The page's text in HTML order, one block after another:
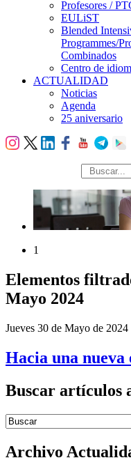
Profesores /
EULiST
Blended
Programmes/
Combinados
Centro de
ACTUALIDAD
Noticias
Agenda
25 aniversario
búsqueda
1
Elementos
Mayo 2024
Jueves 30 de Mayo de 2024
Hacia una nueva
Buscar artículos
Introduce términos de
Archivo